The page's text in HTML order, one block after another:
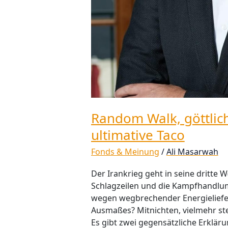
Random Walk,
ultimative Taco
Fonds & Meinung /Ali Masarwah
Der Irankrieg geht in seine dritte
Schlagzeilen und die
wegen wegbrechender
Ausmaßes? Mitnichten, vielmehr
Es gibt zwei gegensätzliche